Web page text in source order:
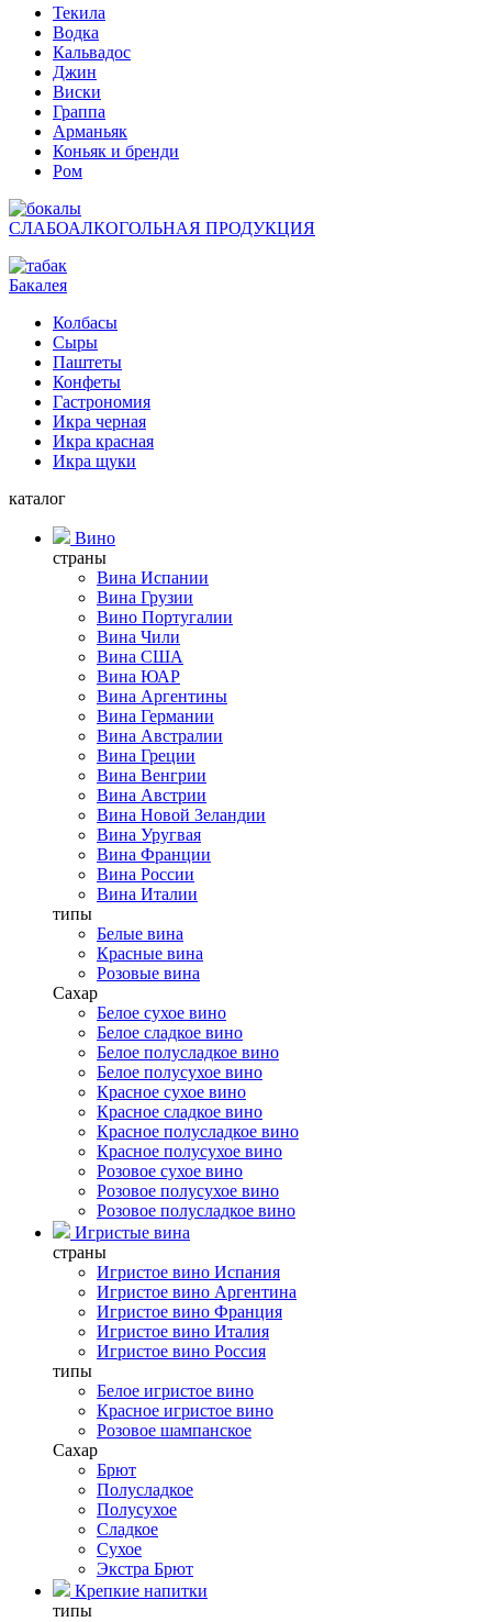
Текила
Водка
Кальвадос
Джин
Виски
Граппа
Арманьяк
Коньяк и бренди
Ром
СЛАБОАЛКОГОЛЬНАЯ ПРОДУКЦИЯ
Бакалея
Колбасы
Сыры
Паштеты
Конфеты
Гастрономия
Икра черная
Икра красная
Икра щуки
каталог
Вино
страны
Вина Испании
Вина Грузии
Вино Португалии
Вина Чили
Вина США
Вина ЮАР
Вина Аргентины
Вина Германии
Вина Австралии
Вина Греции
Вина Венгрии
Вина Австрии
Вина Новой Зеландии
Вина Уругвая
Вина Франции
Вина России
Вина Италии
типы
Белые вина
Красные вина
Розовые вина
Сахар
Белое сухое вино
Белое сладкое вино
Белое полусладкое вино
Белое полусухое вино
Красное сухое вино
Красное сладкое вино
Красное полусладкое вино
Красное полусухое вино
Розовое сухое вино
Розовое полусухое вино
Розовое полусладкое вино
Игристые вина
страны
Игристое вино Испания
Игристое вино Аргентина
Игристое вино Франция
Игристое вино Италия
Игристое вино Россия
типы
Белое игристое вино
Красное игристое вино
Розовое шампанское
Сахар
Брют
Полусладкое
Полусухое
Сладкое
Сухое
Экстра Брют
Крепкие напитки
типы